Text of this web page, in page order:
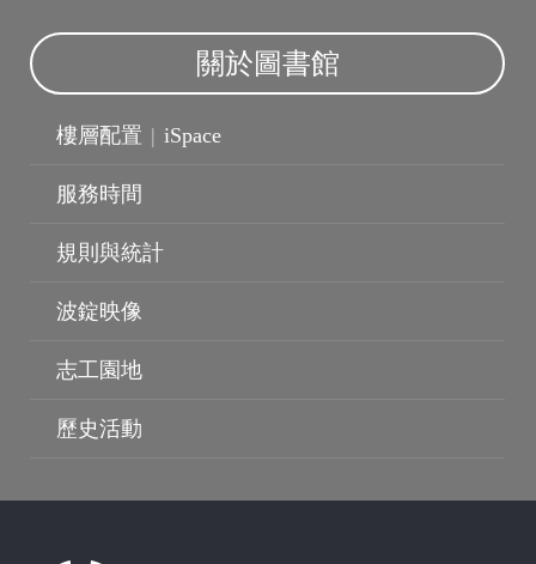
關於圖書館
樓層配置 | iSpace
服務時間
規則與統計
波錠映像
志工園地
歷史活動